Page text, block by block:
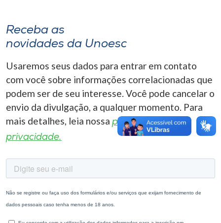
Selecione
o idioma
Receba as
novidades da Unoesc
Usaremos seus dados para entrar em contato
com você sobre informações correlacionadas que
podem ser de seu interesse. Você pode cancelar o
envio da divulgação, a qualquer momento. Para
mais detalhes, leia nossa política de
privacidade.